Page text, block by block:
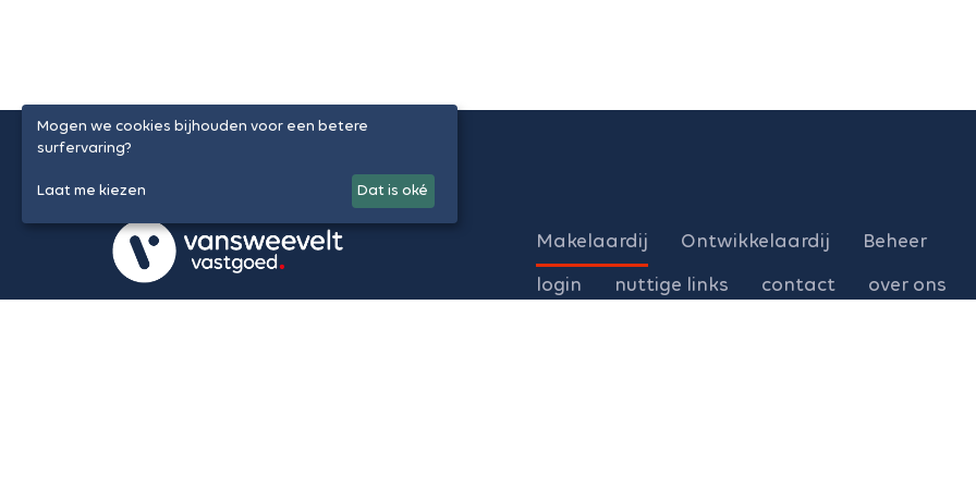
Makelaardij Ontwikkelaardij
Beheer
login
nuttige links contact over ons
Mogen we cookies bijhouden voor een betere
surfervaring?
Laat me kiezen Dat is oké